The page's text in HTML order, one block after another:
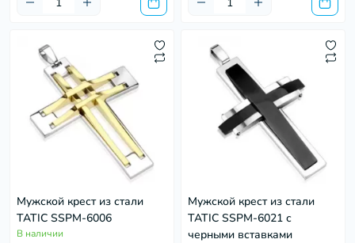
Мужской крест из стали
TATIC SSPM-6006
В наличии
Мужской крест из стали
TATIC SSPM-6021 с
черными вставками